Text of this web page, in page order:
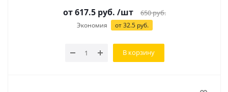
от 617.5 руб. /шт 650руб.
Экономия от 32.5 руб.
В корзину